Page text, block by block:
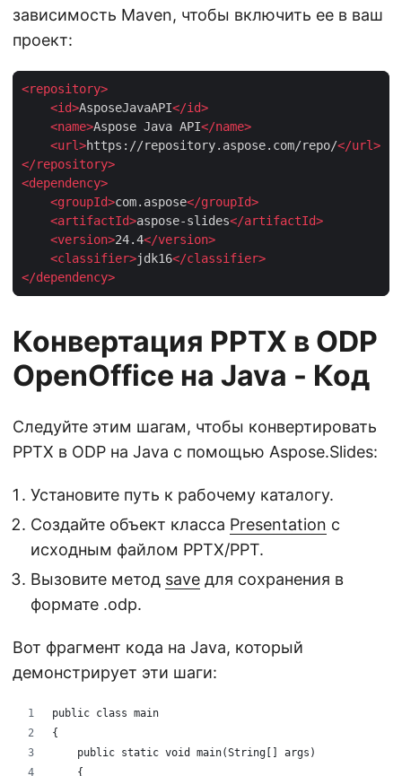
зависимость Maven, чтобы включить ее в ваш
проект:
<repository>
<id>AsposeJavaAPI</id>
<name>Aspose Java API</name>
<url>https://repository.aspose.com/repo/</url>
</repository>
<dependency>
<groupId>com.aspose</groupId>
<artifactId>aspose-slides</artifactId>
<version>24.4</version>
<classifier>jdk16</classifier>
</dependency>
Конвертация PPTX в ODP
OpenOffice на Java - Код
Следуйте этим шагам, чтобы конвертировать
PPTX в ODP на Java с помощью Aspose.Slides:
Установите путь к рабочему каталогу.
Создайте объект класса Presentation с
исходным файлом PPTX/PPT.
Вызовите метод save для сохранения в
формате .odp.
Вот фрагмент кода на Java, который
демонстрирует эти шаги:
public class main
{
    public static void main(String[] args)
    {